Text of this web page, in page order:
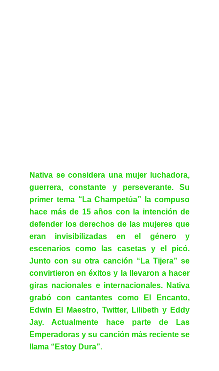
Nativa se considera una mujer luchadora,
guerrera, constante y perseverante. Su
primer tema “La Champetúa” la compuso
hace más de 15 años con la intención de
defender los derechos de las mujeres que
eran invisibilizadas en el género y
escenarios como las casetas y el picó.
Junto con su otra canción “La Tijera” se
convirtieron en éxitos y la llevaron a hacer
giras nacionales e internacionales. Nativa
grabó con cantantes como El Encanto,
Edwin El Maestro, Twitter, Lilibeth y Eddy
Jay. Actualmente hace parte de Las
Emperadoras y su canción más reciente se
llama “Estoy Dura”.